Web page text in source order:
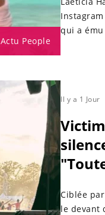
Actu People
qui a
Il y a 1 Jour
Ciblée
le devant